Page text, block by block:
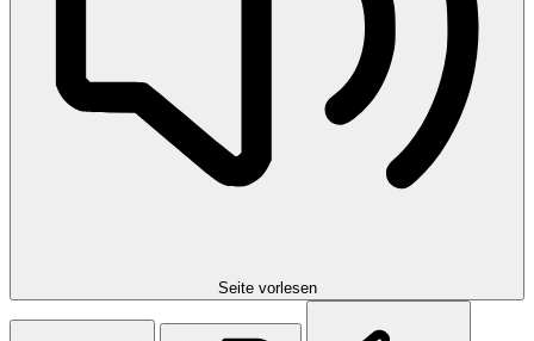
Seite vorlesen